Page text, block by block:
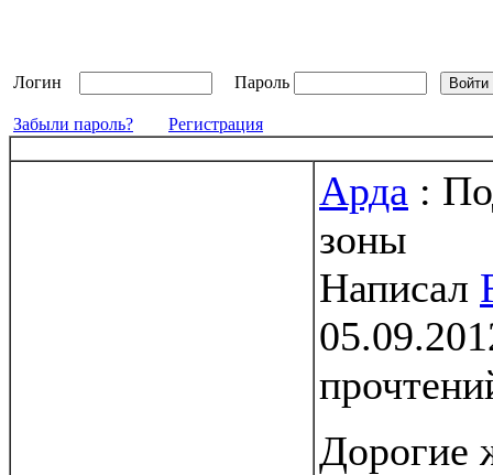
Логин Пароль
Забыли пароль? Регистрация
Арда :
зоны
Написал
Дорогие